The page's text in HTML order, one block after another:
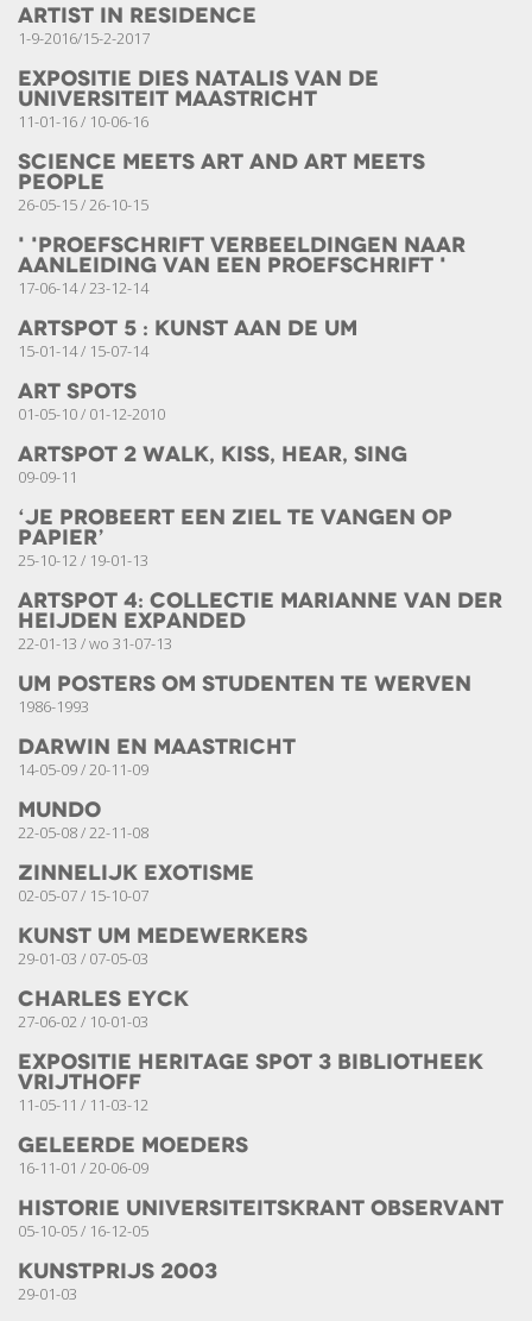
Artist in Residence
1-9-2016/15-2-2017
Expositie Dies Natalis van de
Universiteit Maastricht
11-01-16 / 10-06-16
Science meets Art and Art meets
People
26-05-15 / 26-10-15
' 'Proefschrift Verbeeldingen naar
aanleiding van een proefschrift '
17-06-14 / 23-12-14
Artspot 5 : Kunst aan de UM
15-01-14 / 15-07-14
Art Spots
01-05-10 / 01-12-2010
Artspot 2 Walk, Kiss, Hear, Sing
09-09-11
‘Je probeert een ziel te vangen op
papier’
25-10-12 / 19-01-13
Artspot 4: Collectie Marianne van der
Heijden Expanded
22-01-13 / wo 31-07-13
UM posters om studenten te werven
1986-1993
Darwin en Maastricht
14-05-09 / 20-11-09
MUNDO
22-05-08 / 22-11-08
Zinnelijk exotisme
02-05-07 / 15-10-07
Kunst UM Medewerkers
29-01-03 / 07-05-03
Charles Eyck
27-06-02 / 10-01-03
Expositie Heritage Spot 3 Bibliotheek
Vrijthoff
11-05-11 / 11-03-12
Geleerde moeders
16-11-01 / 20-06-09
Historie Universiteitskrant Observant
05-10-05 / 16-12-05
Kunstprijs 2003
29-01-03